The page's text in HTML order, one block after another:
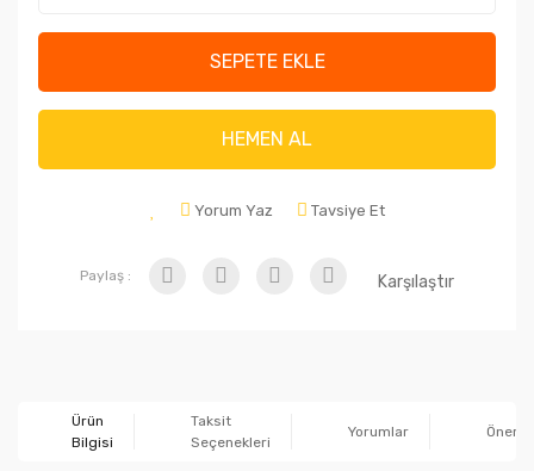
SEPETE EKLE
HEMEN AL
Yorum Yaz Tavsiye Et
Paylaş : Karşılaştır
Ürün
Bilgisi
Taksit
Seçenekleri
Yorumlar